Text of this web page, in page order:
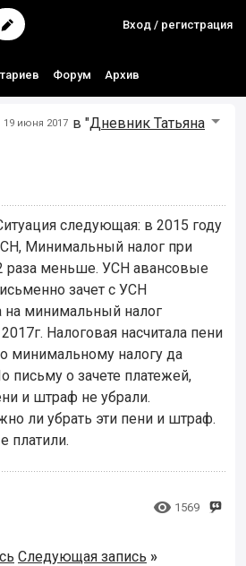
Вход / регистрация
Форум Архив
19 июня 2017 в "Дневник Татьяна
следующая: в 2015 году
Минимальный налог при
раза меньше. УСН авансовые
зачет с УСН
на минимальный налог
Налоговая насчитала пени
минимальному налогу да
письму о зачете платежей,
и штраф не убрали.
ли убрать эти пени и штраф.
платили.
 1569
Следующая запись »